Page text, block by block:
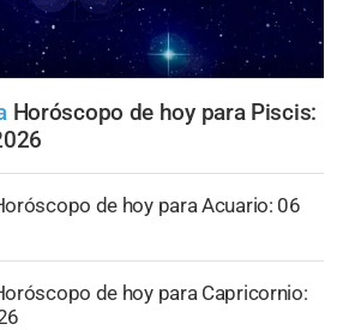
Horóscopo de hoy para Piscis:
de hoy para Acuario: 06
de hoy para Capricornio: